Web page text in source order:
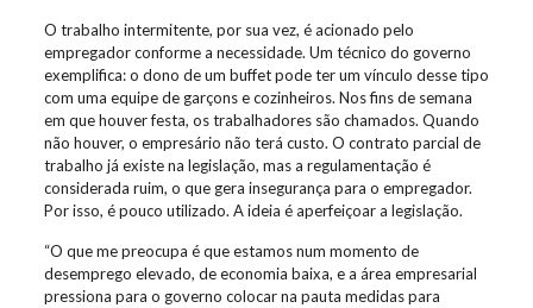
O trabalho intermitente, por sua vez, é acionado pelo
empregador conforme a necessidade. Um técnico do governo
exemplifica: o dono de um buffet pode ter um vínculo desse tipo
com uma equipe de garçons e cozinheiros. Nos fins de semana
em que houver festa, os trabalhadores são chamados. Quando
não houver, o empresário não terá custo. O contrato parcial de
trabalho já existe na legislação, mas a regulamentação é
considerada ruim, o que gera insegurança para o empregador.
Por isso, é pouco utilizado. A ideia é aperfeiçoar a legislação.
“O que me preocupa é que estamos num momento de
desemprego elevado, de economia baixa, e a área empresarial
pressiona para o governo colocar na pauta medidas para